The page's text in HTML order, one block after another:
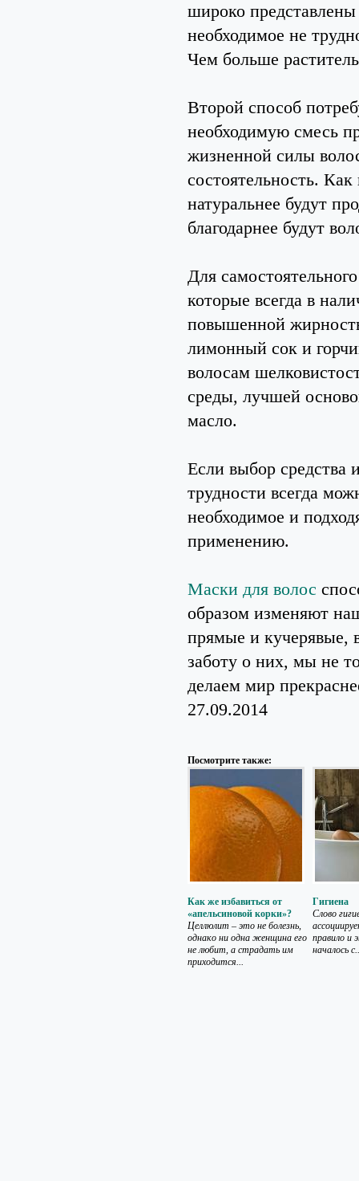
широко
необходимое не
Чем больше
Второй способ
необходимую смесь
жизненной силы
состоятельность.
натуральнее будут
благодарнее будут
Для
которые всегда в
повышенной
лимонный сок и
волосам
среды, лучшей
масло.
Если выбор средства
трудности всегда
необходимое и
применению.
Маски для волос
образом изменяют
прямые и кучерявые,
заботу о них, мы не
делаем мир
27.09.2014
Посмотрите также:
Как же избавиться от
«апельсиновой корки»?
Целлюлит – это не болезнь,
однако ни одна женщина его
не любит, а страдать им
приходится...
Гигиена
Слово
правило и
началось